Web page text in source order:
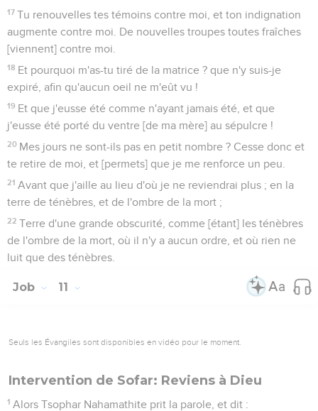
17 Tu renouvelles tes témoins contre moi, et ton indignation
augmente contre moi. De nouvelles troupes toutes fraîches
[viennent] contre moi.
18 Et pourquoi m'as-tu tiré de la matrice ? que n'y suis-je
expiré, afin qu'aucun oeil ne m'eût vu !
19 Et que j'eusse été comme n'ayant jamais été, et que
j'eusse été porté du ventre [de ma mère] au sépulcre !
20 Mes jours ne sont-ils pas en petit nombre ? Cesse donc et
te retire de moi, et [permets] que je me renforce un peu.
21 Avant que j'aille au lieu d'où je ne reviendrai plus ; en la
terre de ténèbres, et de l'ombre de la mort ;
22 Terre d'une grande obscurité, comme [étant] les ténèbres
de l'ombre de la mort, où il n'y a aucun ordre, et où rien ne
luit que des ténèbres.
Job 11
Seuls les Évangiles sont disponibles en vidéo pour le moment.
Intervention de Sofar: Reviens à Dieu
1 Alors Tsophar Nahamathite prit la parole, et dit :